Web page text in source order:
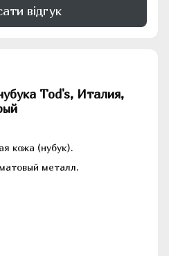
відгук
Tod's, Италия,
кожа (нубук).
металл.